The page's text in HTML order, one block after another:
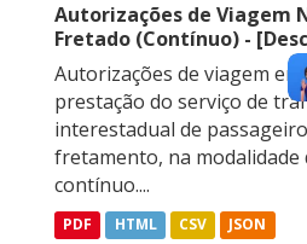
Autorizações de Viagem
Fretado (Contínuo) -
Autorizações de viagem
prestação do serviço de
interestadual de
fretamento, na
contínuo....
PDF HTML CSV JSON